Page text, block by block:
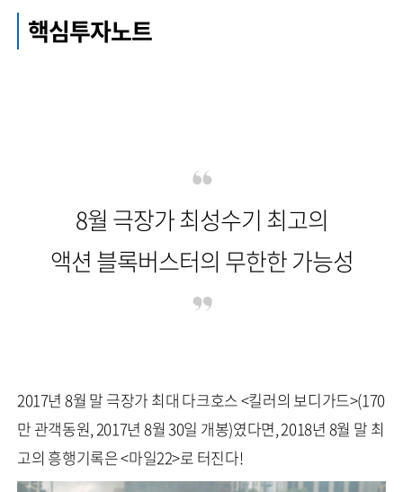
핵심투자노트
8월 극장가 최성수기 최고의
액션 블록버스터의 무한한 가능성
2017년 8월 말 극장가 최대 다크호스 <킬러의 보디가드>(170
만 관객동원, 2017년 8월 30일 개봉)였다면, 2018년 8월 말 최
고의 흥행기록은 <마일22>로 터진다!